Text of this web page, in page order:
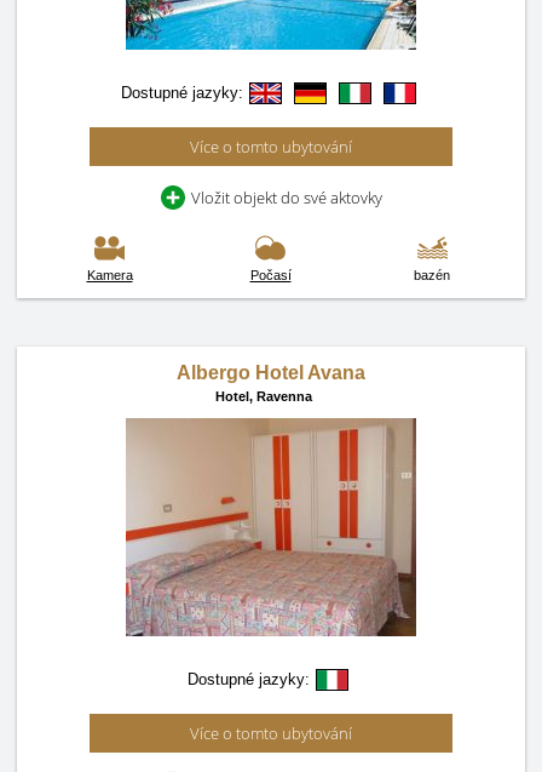
Dostupné jazyky:
Více o tomto ubytování
Vložit objekt do své aktovky
Kamera Počasí bazén
Albergo Hotel Avana
Hotel, Ravenna
Dostupné jazyky:
Více o tomto ubytování